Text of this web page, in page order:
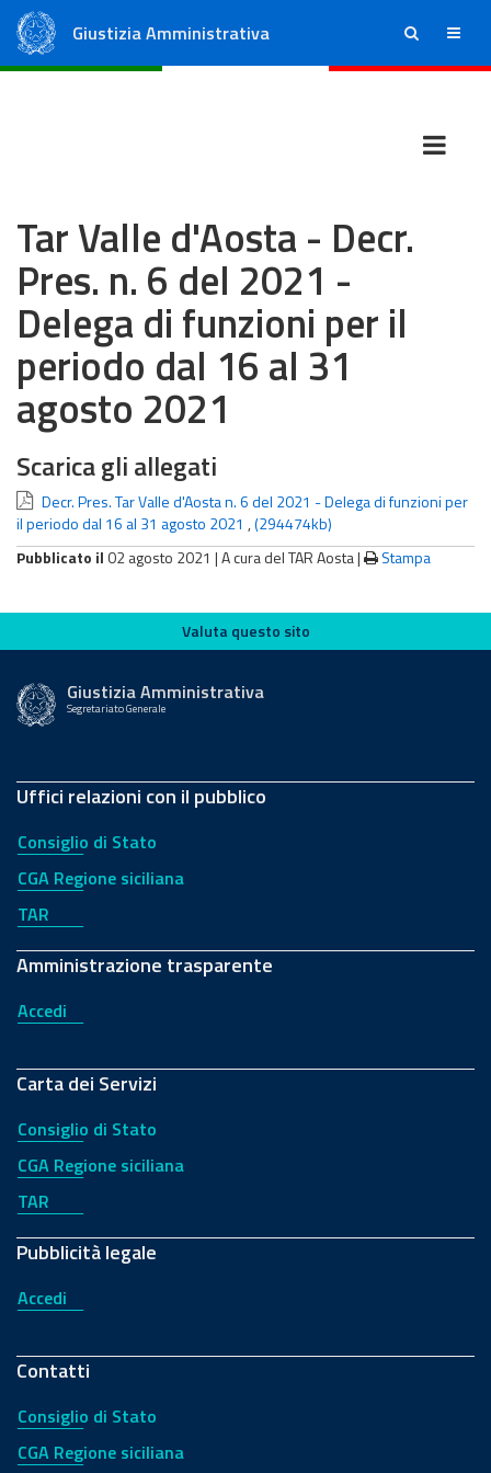
Giustizia Amministrativa ricerca menu
Tar Valle d'Aosta - Decr.
Pres. n. 6 del 2021 -
Delega di funzioni per il
periodo dal 16 al 31
agosto 2021
Scarica gli allegati
Decr. Pres. Tar Valle d'Aosta n. 6 del 2021 - Delega di funzioni per
il periodo dal 16 al 31 agosto 2021 ,(294474kb)
Pubblicato il 02 agosto 2021 |A cura del TAR Aosta| Stampa
Valuta questo sito
Valuta questo sito
Giustizia Amministrativa
Segretariato Generale
Uffici relazioni con il pubblico
Consiglio di Stato
CGA Regione siciliana
TAR
Amministrazione trasparente
Accedi
Carta dei Servizi
Consiglio di Stato
CGA Regione siciliana
TAR
Pubblicità legale
Accedi
Contatti
Consiglio di Stato
CGA Regione siciliana